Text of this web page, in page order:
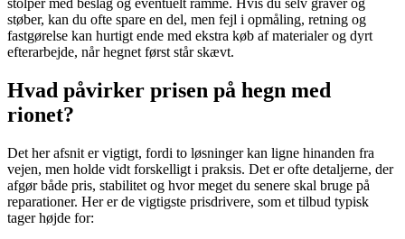
støber, kan du ofte spare en del, men fejl i opmåling, retning og
fastgørelse kan hurtigt ende med ekstra køb af materialer og dyrt
efterarbejde, når hegnet først står skævt.
Hvad påvirker prisen på hegn med
rionet?
Det her afsnit er vigtigt, fordi to løsninger kan ligne hinanden fra
vejen, men holde vidt forskelligt i praksis. Det er ofte detaljerne, der
afgør både pris, stabilitet og hvor meget du senere skal bruge på
reparationer. Her er de vigtigste prisdrivere, som et tilbud typisk
tager højde for: